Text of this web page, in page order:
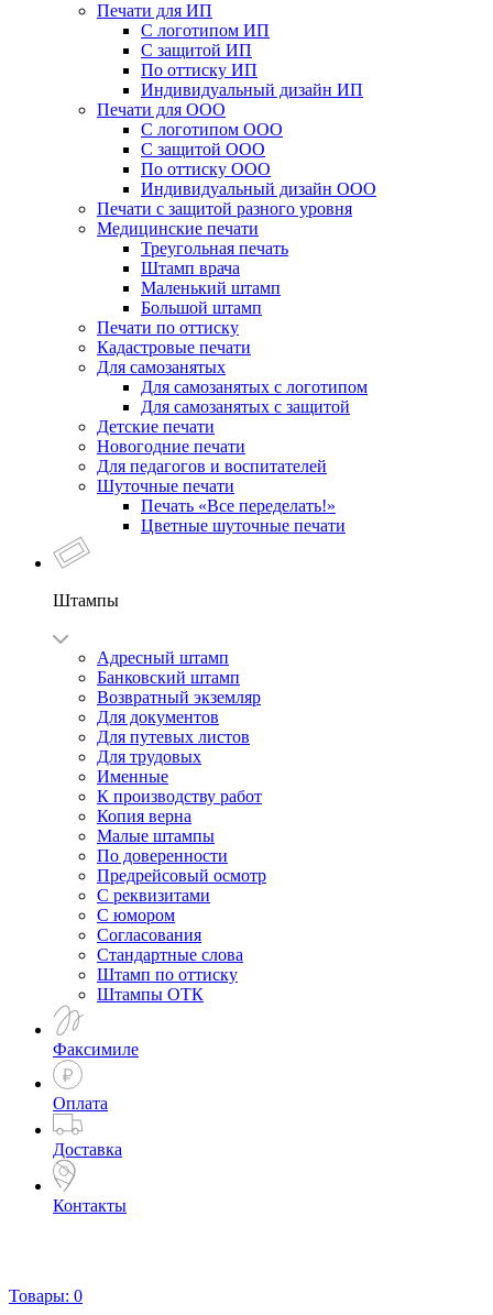
Печати для ИП
С логотипом ИП
С защитой ИП
По оттиску ИП
Индивидуальный дизайн ИП
Печати для ООО
С логотипом ООО
С защитой ООО
По оттиску ООО
Индивидуальный дизайн ООО
Печати с защитой разного уровня
Медицинские печати
Треугольная печать
Штамп врача
Маленький штамп
Большой штамп
Печати по оттиску
Кадастровые печати
Для самозанятых
Для самозанятых с логотипом
Для самозанятых с защитой
Детские печати
Новогодние печати
Для педагогов и воспитателей
Шуточные печати
Печать «Все переделать!»
Цветные шуточные печати
Штампы
Адресный штамп
Банковский штамп
Возвратный экземляр
Для документов
Для путевых листов
Для трудовых
Именные
К производству работ
Копия верна
Малые штампы
По доверенности
Предрейсовый осмотр
С реквизитами
С юмором
Согласования
Стандартные слова
Штамп по оттиску
Штампы ОТК
Факсимиле
Оплата
Доставка
Контакты
Товары: 0